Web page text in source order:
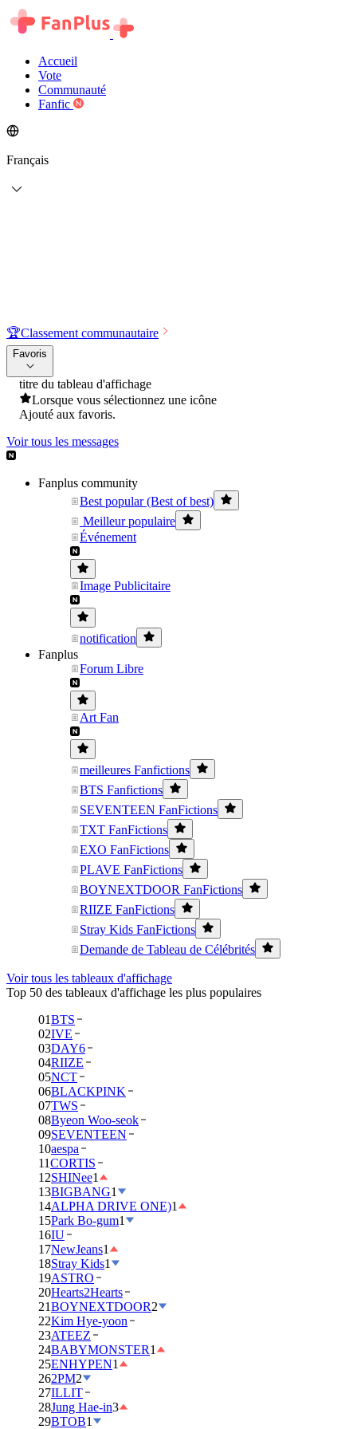
Accueil
Vote
Communauté
Fanfic
Français
🏆Classement communautaire
Favoris
titre du tableau d'affichage
Lorsque vous sélectionnez une icône
Ajouté aux favoris.
Voir tous les messages
Fanplus community
Best popular (Best of best)
Meilleur populaire
Événement
Image Publicitaire
notification
Fanplus
Forum Libre
Art Fan
meilleures Fanfictions
BTS Fanfictions
SEVENTEEN FanFictions
TXT FanFictions
EXO FanFictions
PLAVE FanFictions
BOYNEXTDOOR FanFictions
RIIZE FanFictions
Stray Kids FanFictions
Demande de Tableau de Célébrités
Voir tous les tableaux d'affichage
Top 50 des tableaux d'affichage les plus populaires
01BTS
02IVE
03DAY6
04RIIZE
05NCT
06BLACKPINK
07TWS
08Byeon Woo-seok
09SEVENTEEN
10aespa
11CORTIS
12SHINee1
13BIGBANG1
14ALPHA DRIVE ONE)1
15Park Bo-gum1
16IU
17NewJeans1
18Stray Kids1
19ASTRO
20Hearts2Hearts
21BOYNEXTDOOR2
22Kim Hye-yoon
23ATEEZ
24BABYMONSTER1
25ENHYPEN1
262PM2
27ILLIT
28Jung Hae-in3
29BTOB1